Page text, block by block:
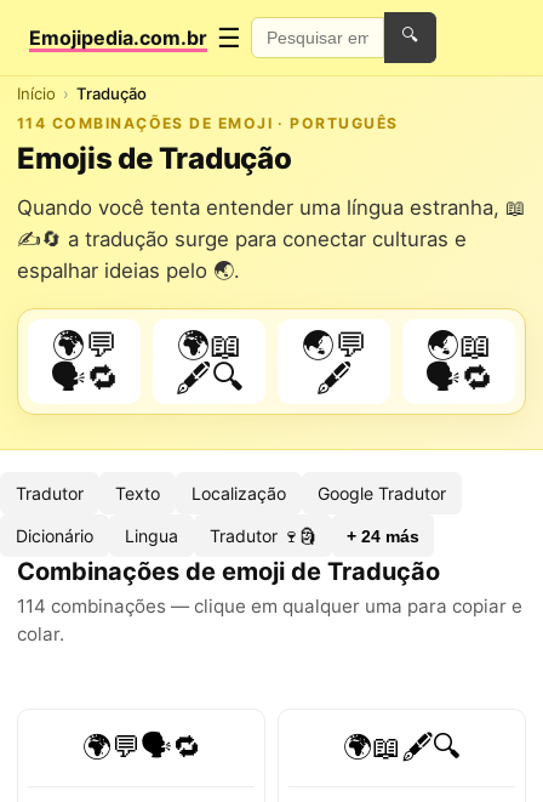
Emojipedia.com.br ☰ 🔍
Início Tradução
114 COMBINAÇÕES DE EMOJI · PORTUGUÊS
Emojis de Tradução
Quando você tenta entender uma língua estranha, 📖
✍️🔄 a tradução surge para conectar culturas e
espalhar ideias pelo 🌏.
🌍💬
🗣️🔁
🌍📖
🖋️🔍
🌏💬
🖋️
🌏📖
🗣️🔁
Tradutor Texto Localização Google Tradutor
Dicionário Lingua Tradutor 🍷🗿 + 24 más
Combinações de emoji de Tradução
114 combinações — clique em qualquer uma para copiar e
colar.
🌍💬🗣️🔁 🌍📖🖋️🔍